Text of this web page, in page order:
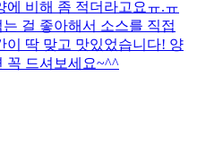
에 비해 좀 적더라고요ㅠ.ㅠ
걸 좋아해서 소스를 직접
이 딱 맞고 맛있었습니다! 양
꼭 드셔보세요~^^